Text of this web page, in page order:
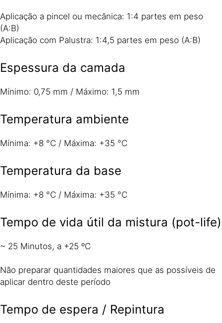
Aplicação a pincel ou mecânica: 1:4 partes em peso
(A:B)
Aplicação com Palustra: 1:4,5 partes em peso (A:B)
Espessura da camada
Mínimo: 0,75 mm / Máximo: 1,5 mm
Temperatura ambiente
Mínima: +8 °C / Máxima: +35 °C
Temperatura da base
Mínima: +8 °C / Máxima: +35 °C
Tempo de vida útil da mistura (pot-life)
~ 25 Minutos, a +25 ºC
Não preparar quantidades maiores que as possíveis de
aplicar dentro deste período
Tempo de espera / Repintura